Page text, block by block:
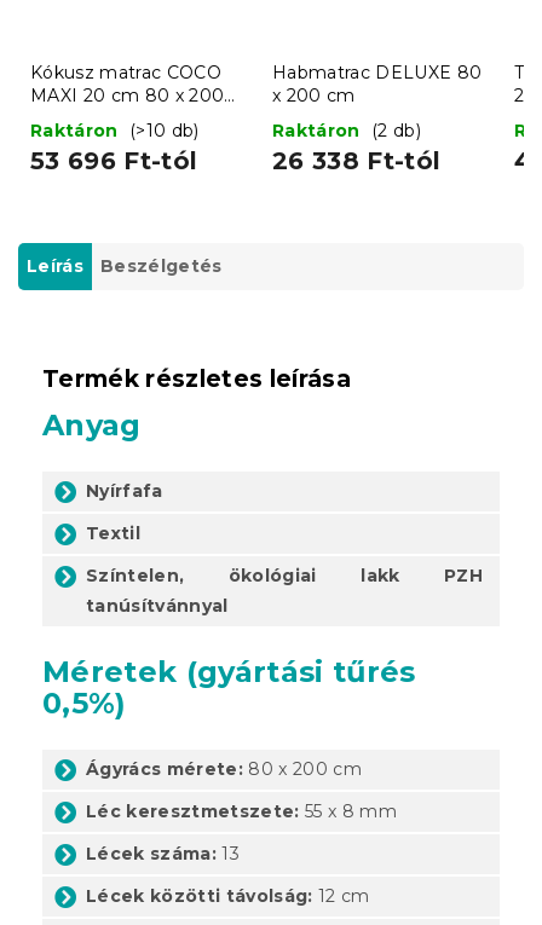
Kókusz matrac COCO
MAXI 20 cm 80 x 200
cm
Raktáron (>10 db)
53 696 Ft-tól
Habmatrac DELUXE 80
x 200 cm
Raktáron
(2 db)
26 338 Ft-tól
Leírás Beszélgetés
Termék részletes leírása
Anyag
Nyírfafa
Textil
Színtelen, ökológiai lakk PZH
tanúsítvánnyal
Méretek (gyártási tűrés
0,5%)
Ágyrács mérete: 80 x 200 cm
Léc keresztmetszete: 55 x 8 mm
Lécek száma: 13
Lécek közötti távolság: 12 cm